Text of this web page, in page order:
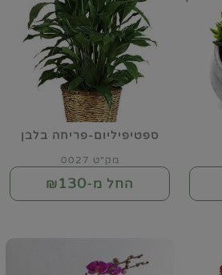
ספטיפיליום-פריחה בלבן
מק"ט 0027
החל מ-₪130